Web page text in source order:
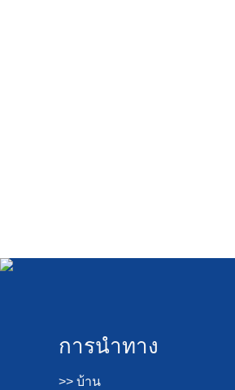
การนำทาง
>> บ้าน